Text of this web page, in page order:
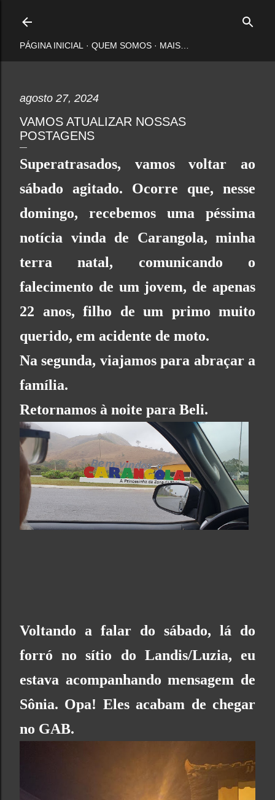
PÁGINA INICIAL QUEM SOMOS MAIS…
agosto 27, 2024
VAMOS ATUALIZAR NOSSAS
POSTAGENS
Superatrasados, vamos voltar ao
sábado agitado. Ocorre que, nesse
domingo, recebemos uma péssima
notícia vinda de Carangola, minha
terra natal, comunicando o
falecimento de um jovem, de apenas
22 anos, filho de um primo muito
querido, em acidente de moto.
Na segunda, viajamos para abraçar a
família.
Retornamos à noite para Beli.
Voltando a falar do sábado, lá do
forró no sítio do Landis/Luzia, eu
estava acompanhando mensagem de
Sônia. Opa! Eles acabam de chegar
no GAB.